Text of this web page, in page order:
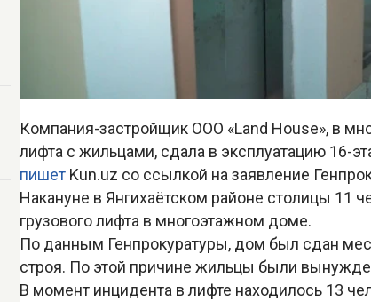
Компания-застройщик ООО «Land House», в
лифта с жильцами, сдала в эксплуатацию 16-
пишет Kun.uz со ссылкой на заявление
Накануне в Янгихаётском районе столицы 11
грузового лифта в многоэтажном доме.
По данным Генпрокуратуры, дом был сдан
строя. По этой причине жильцы были
В момент инцидента в лифте находилось 13